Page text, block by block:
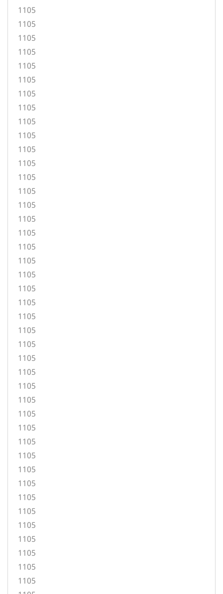
1105
1105
1105
1105
1105
1105
1105
1105
1105
1105
1105
1105
1105
1105
1105
1105
1105
1105
1105
1105
1105
1105
1105
1105
1105
1105
1105
1105
1105
1105
1105
1105
1105
1105
1105
1105
1105
1105
1105
1105
1105
1105